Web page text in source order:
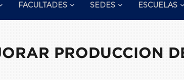
FACULTADES SEDES ESCUELAS
PRODUCCION